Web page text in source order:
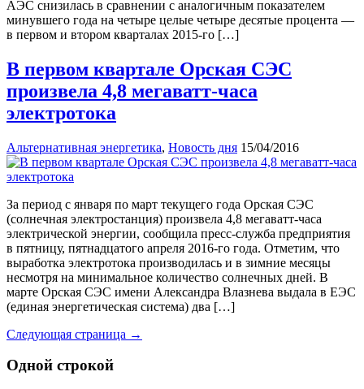
АЭС снизилась в сравнении с аналогичным показателем
минувшего года на четыре целые четыре десятые процента —
в первом и втором кварталах 2015-го […]
В первом квартале Орская СЭС
произвела 4,8 мегаватт-часа
электротока
Альтернативная энергетика, Новость дня 15/04/2016
За период с января по март текущего года Орская СЭС
(солнечная электростанция) произвела 4,8 мегаватт-часа
электрической энергии, сообщила пресс-служба предприятия
в пятницу, пятнадцатого апреля 2016-го года. Отметим, что
выработка электротока производилась и в зимние месяцы
несмотря на минимальное количество солнечных дней. В
марте Орская СЭС имени Александра Влазнева выдала в ЕЭС
(единая энергетическая система) два […]
Следующая страница →
Одной строкой